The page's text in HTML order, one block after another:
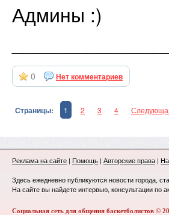
Админы :)
0 Нет комментариев
Страницы: 1 2 3 4
Реклама на сайте | Помощь | Авторские права |
Здесь ежедневно публикуются новости города,
На сайте вы найдете интервью, консультации по
Социальная сеть для общения баскетболистов ©